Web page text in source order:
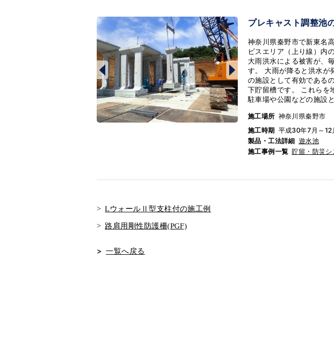
プレキャスト調整池
神奈川県秦野市で新東名
ビスエリア（上り線）内
大雨洪水による被害が、
す。 大雨が降ると洪水が
の施設として有効である
下貯留槽です。 これらを
駐車場や公園などの施設
施工場所 神奈川県秦野市
施工時期 平成30年7月～12
製品・工法詳細 遊水池
施工事例一覧 貯留・防災シ
LウォールⅡ型支柱付の施工例
路肩用剛性防護柵(PGF)
一覧へ戻る